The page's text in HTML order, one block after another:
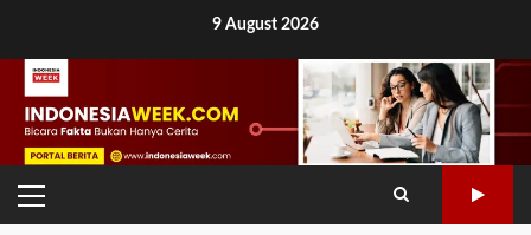
content
9 August 2026
PRIMARY
MENU